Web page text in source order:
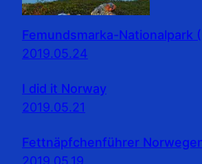
Femundsmarka-Nationalpark
2019.05.24
I did it Norway
2019.05.21
Fettnäpfchenführer